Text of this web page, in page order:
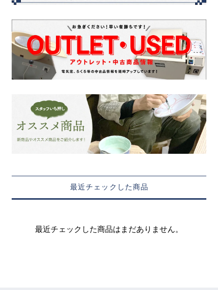
最近チェックした商品
最近チェックした商品はまだありません。